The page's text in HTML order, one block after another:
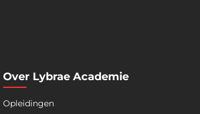
Over Lybrae Academie
Opleidingen